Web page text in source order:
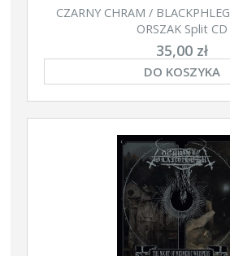
CZARNY CHRAM /
ORSZAK Split CD
35,00 zł
DO KOSZYKA